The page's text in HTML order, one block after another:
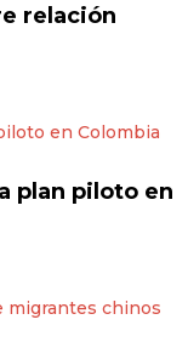
relación
plan piloto en